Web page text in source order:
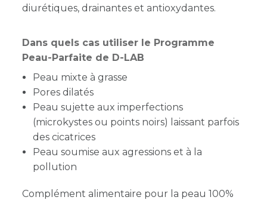
diurétiques, drainantes et antioxydantes.
Dans quels cas utiliser le Programme
Peau-Parfaite de D-LAB
Peau mixte à grasse
Pores dilatés
Peau sujette aux imperfections
(microkystes ou points noirs) laissant parfois
des cicatrices
Peau soumise aux agressions et à la
pollution
Complément alimentaire pour la peau 100%